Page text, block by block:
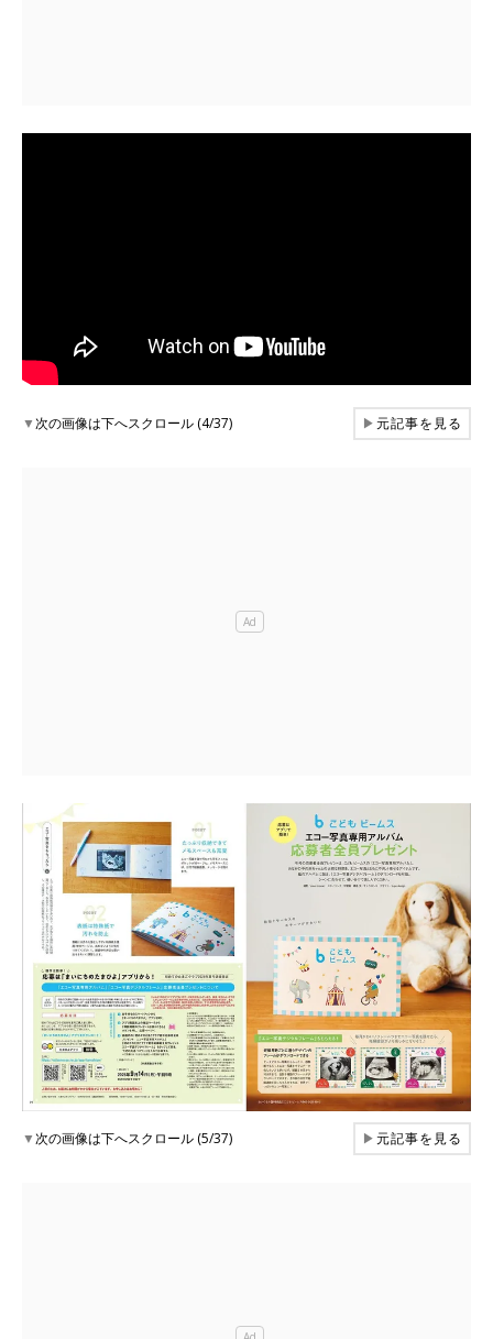
▼次の画像は下へスクロール (4/37) ▶元記事を見る
▼次の画像は下へスクロール (5/37) ▶元記事を見る